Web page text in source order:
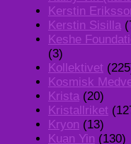
Kerstin
Kerstin Sisilla
Keshe
(3)
Kollektivet
Kosmisk
Krista (20)
Kristallriket
Kryon (13)
Kuan Yin (130)